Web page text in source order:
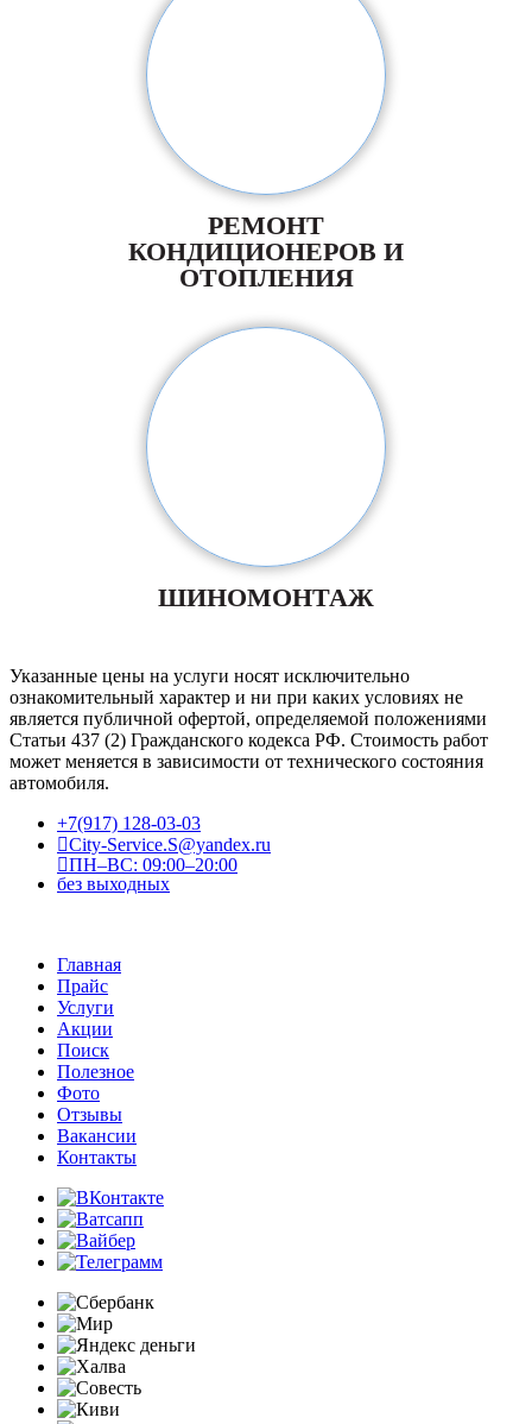
РЕМОНТ
КОНДИЦИОНЕРОВ И
ОТОПЛЕНИЯ
ШИНОМОНТАЖ
Указанные цены на услуги носят исключительно
ознакомительный характер и ни при каких условиях не
является публичной офертой, определяемой положениями
Статьи 437 (2) Гражданского кодекса РФ. Стоимость работ
может меняется в зависимости от технического состояния
автомобиля.
+7(917) 128-03-03
City-Service.S@yandex.ru
ПН–ВС: 09:00–20:00
без выходных
Главная
Прайс
Услуги
Акции
Поиск
Полезное
Фото
Отзывы
Вакансии
Контакты